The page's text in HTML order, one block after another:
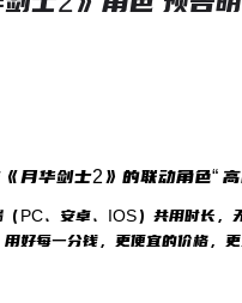
月华剑士2》的联动角色“
PC、安卓、IOS）共用时长
好每一分钱，更便宜的价格，